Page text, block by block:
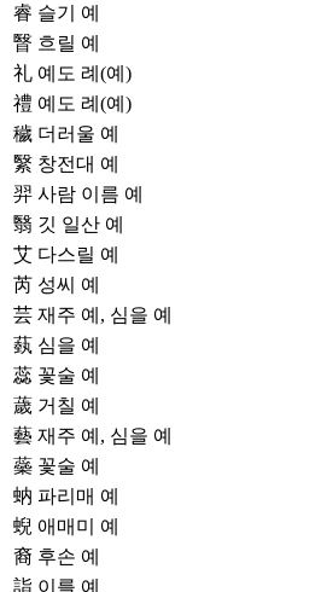
睿 슬기 예
瞖 흐릴 예
礼 예도 례(예)
禮 예도 례(예)
穢 더러울 예
繄 창전대 예
羿 사람 이름 예
翳 깃 일산 예
艾 다스릴 예
芮 성씨 예
芸 재주 예, 심을 예
蓺 심을 예
蕊 꽃술 예
薉 거칠 예
藝 재주 예, 심을 예
蘂 꽃술 예
蚋 파리매 예
蜺 애매미 예
裔 후손 예
詣 이를 예